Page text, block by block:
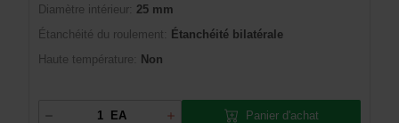
Diamètre intérieur: 25 mm
Étanchéité du roulement:
Étanchéité bilatérale
Haute température:
Non
EA Panier d'achat